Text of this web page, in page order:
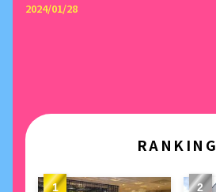
2024/01/28
RANKING